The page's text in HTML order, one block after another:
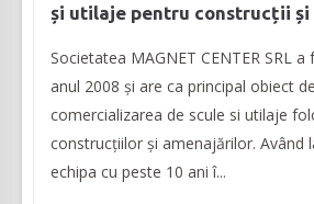
și utilaje pentru construcții și
Societatea MAGNET CENTER SRL
anul 2008 și are ca principal obiect
comercializarea de scule si utilaje
construcțiilor și amenajărilor. Având
echipa cu peste 10 ani î...